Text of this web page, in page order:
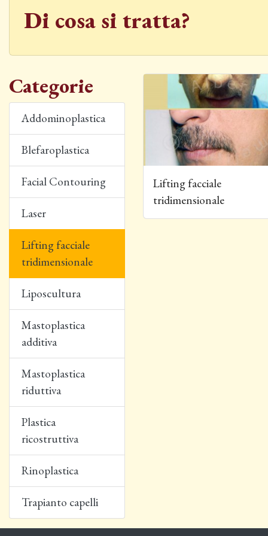
Di cosa si tratta?
Categorie
Addominoplastica
Blefaroplastica
Facial Contouring
Laser
Lifting facciale
tridimensionale
Liposcultura
Mastoplastica
additiva
Mastoplastica
riduttiva
Plastica
ricostruttiva
Rinoplastica
Trapianto capelli
Lifting facciale
tridimensionale